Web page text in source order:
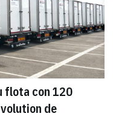
flota con 120
de